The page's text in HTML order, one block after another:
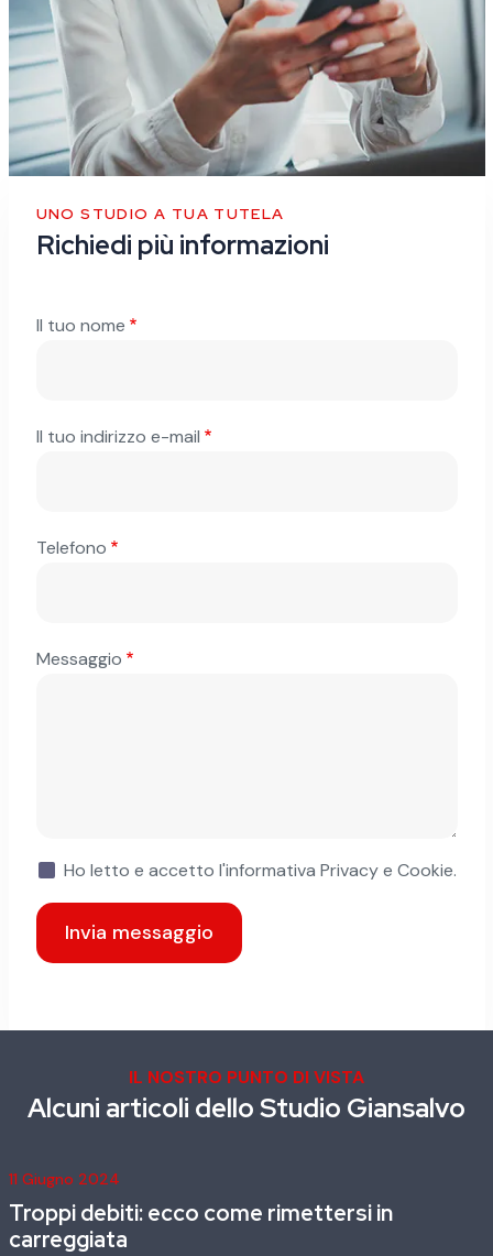
UNO STUDIO A TUA TUTELA
Richiedi più informazioni
Il tuo nome
Il tuo indirizzo e-mail
Telefono
Messaggio
Ho letto e accetto l'informativa Privacy e Cookie.
IL NOSTRO PUNTO DI VISTA
Alcuni articoli dello Studio Giansalvo
11 Giugno 2024
Debito bancario: nullità fideiussione omnibus
e nullità fideiussione specifica.